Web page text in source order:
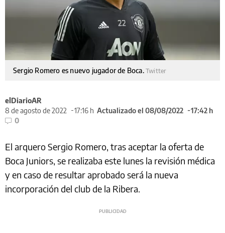
Sergio Romero es nuevo jugador de Boca. Twitter
elDiarioAR
8 de agosto de 2022
17:16 h Actualizado el 08/08/2022
17:42 h
0
El arquero Sergio Romero, tras aceptar la oferta de
Boca Juniors, se realizaba este lunes la revisión médica
y en caso de resultar aprobado será la nueva
incorporación del club de la Ribera.